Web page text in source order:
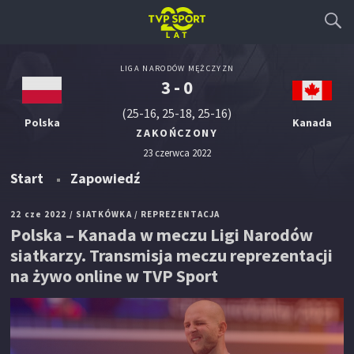
Polska
LIGA NARODÓW MĘŻCZYZN
3 - 0
(25-16, 25-18, 25-16)
ZAKOŃCZONY
23 czerwca 2022
Kanada
Start Zapowiedź
22 cze 2022 / SIATKÓWKA/ REPREZENTACJA
Polska – Kanada w meczu Ligi Narodów
siatkarzy. Transmisja meczu reprezentacji
na żywo online w TVP Sport